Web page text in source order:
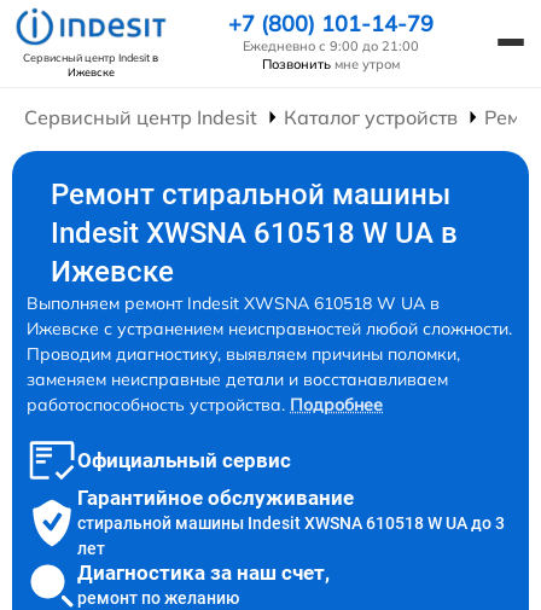
Сервисный центр Indesitв
Ижевске
+7 (800) 101-14-79
Ежедневно с 9:00 до 21:00
Позвонить мне утром
Сервисный центр Indesit Каталог устройств
Ремонт стиральной машины
Indesit XWSNA 610518 W UA в
Ижевске
Выполняем ремонт Indesit XWSNA 610518 W UA в
Ижевске с устранением неисправностей любой сложности.
Проводим диагностику, выявляем причины поломки,
заменяем неисправные детали и восстанавливаем
работоспособность устройства. Подробнее
Официальный сервис
Гарантийное обслуживание
стиральной машины Indesit XWSNA 610518 W UA до 3
лет
Диагностика за наш счет,
ремонт по желанию